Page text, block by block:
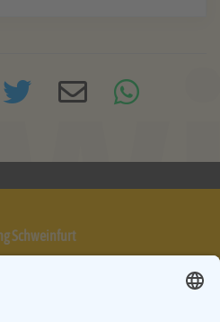
&eRecht24
Schweinfurt